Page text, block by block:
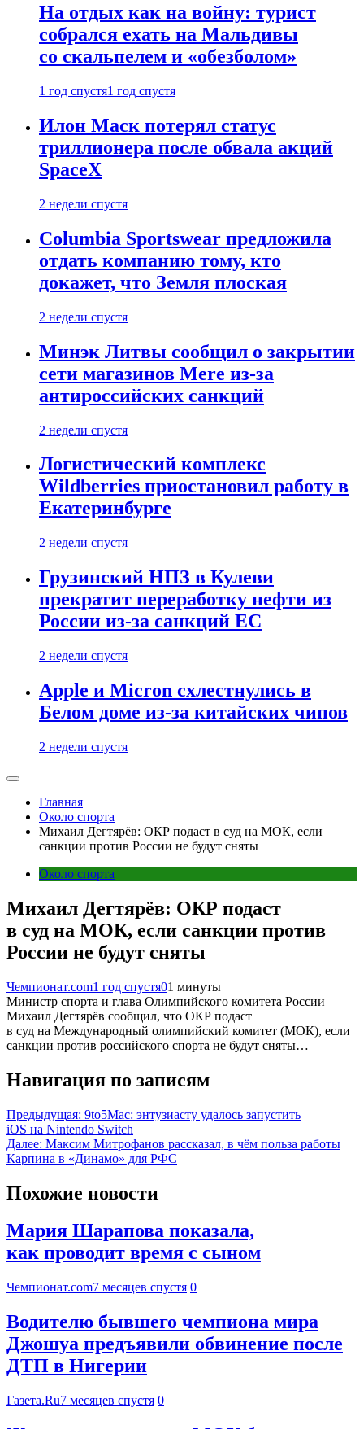
На отдых как на войну: турист
собрался ехать на Мальдивы
со скальпелем и «обезболом»
1 год спустя1 год спустя
Илон Маск потерял статус
триллионера после обвала акций
SpaceX
2 недели спустя
Columbia Sportswear предложила
отдать компанию тому, кто
докажет, что Земля плоская
2 недели спустя
Минэк Литвы сообщил о закрытии
сети магазинов Mere из-за
антироссийских санкций
2 недели спустя
Логистический комплекс
Wildberries приостановил работу в
Екатеринбурге
2 недели спустя
Грузинский НПЗ в Кулеви
прекратит переработку нефти из
России из-за санкций ЕС
2 недели спустя
Apple и Micron схлестнулись в
Белом доме из-за китайских чипов
2 недели спустя
Главная
Около спорта
Михаил Дегтярёв: ОКР подаст в суд на МОК, если
санкции против России не будут сняты
Около спорта
Михаил Дегтярёв: ОКР подаст
в суд на МОК, если санкции против
России не будут сняты
Чемпионат.com1 год спустя01 минуты
Министр спорта и глава Олимпийского комитета России
Михаил Дегтярёв сообщил, что ОКР подаст
в суд на Международный олимпийский комитет (МОК), если
санкции против российского спорта не будут сняты…
Навигация по записям
Предыдущая: 9to5Mac: энтузиасту удалось запустить
iOS на Nintendo Switch
Далее: Максим Митрофанов рассказал, в чём польза работы
Карпина в «Динамо» для РФС
Похожие новости
Мария Шарапова показала,
как проводит время с сыном
Чемпионат.com7 месяцев спустя 0
Водителю бывшего чемпиона мира
Джошуа предъявили обвинение после
ДТП в Нигерии
Газета.Ru7 месяцев спустя 0